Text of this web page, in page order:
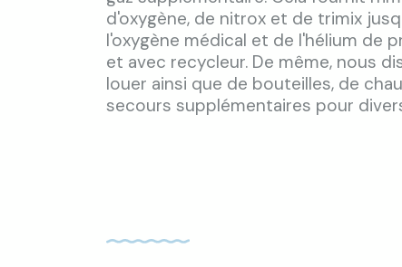
d'oxygène, de nitrox et de trimix
l'oxygène médical et de l'hélium de
et avec recycleur. De même, nous
louer ainsi que de bouteilles, de
secours supplémentaires pour